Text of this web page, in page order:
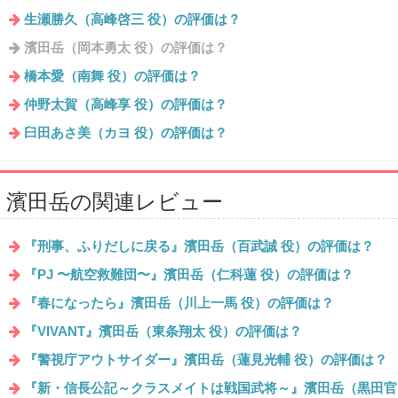
生瀬勝久（高峰啓三 役）の評価は？
濱田岳（岡本勇太 役）の評価は？
橋本愛（南舞 役）の評価は？
仲野太賀（高峰享 役）の評価は？
臼田あさ美（カヨ 役）の評価は？
濱田岳の関連レビュー
『刑事、ふりだしに戻る』濱田岳（百武誠 役）の評価は？
『PJ 〜航空救難団〜』濱田岳（仁科蓮 役）の評価は？
『春になったら』濱田岳（川上一馬 役）の評価は？
『VIVANT』濱田岳（東条翔太 役）の評価は？
『警視庁アウトサイダー』濱田岳（蓮見光輔 役）の評価は？
『新・信長公記～クラスメイトは戦国武将～』濱田岳（黒田官